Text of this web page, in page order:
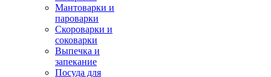
Мантоварки и
пароварки
Скороварки и
соковарки
Выпечка и
запекание
Посуда для